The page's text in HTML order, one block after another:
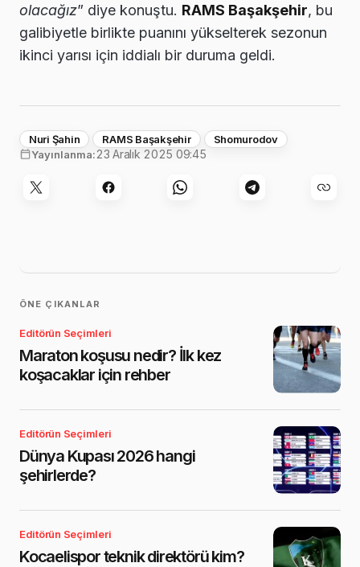
olacağız” diye konuştu. RAMS Başakşehir, bu
galibiyetle birlikte puanını yükselterek sezonun
ikinci yarısı için iddialı bir duruma geldi.
Nuri Şahin RAMS Başakşehir
Shomurodov
Yayınlanma:23 Aralık 2025 09:45
ÖNE ÇIKANLAR
Editörün Seçimleri
Maraton koşusu nedir? İlk kez
koşacaklar için rehber
Editörün Seçimleri
Dünya Kupası 2026 hangi
şehirlerde?
Editörün Seçimleri
Kocaelispor teknik direktörü kim?